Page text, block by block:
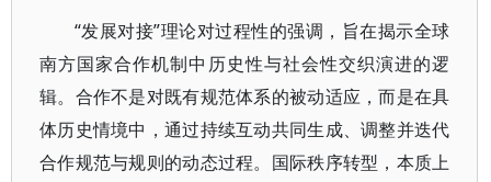
“发展对接”理论对过程性的强调，旨在揭示全球
南方国家合作机制中历史性与社会性交织演进的逻
辑。合作不是对既有规范体系的被动适应，而是在具
体历史情境中，通过持续互动共同生成、调整并迭代
合作规范与规则的动态过程。国际秩序转型，本质上